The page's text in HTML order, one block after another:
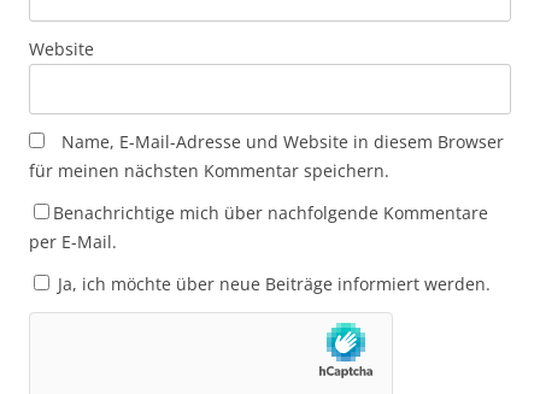
Website
Name, E-Mail-Adresse und Website in diesem Browser
für meinen nächsten Kommentar speichern.
Benachrichtige mich über nachfolgende Kommentare
per E-Mail.
Ja, ich möchte über neue Beiträge informiert werden.